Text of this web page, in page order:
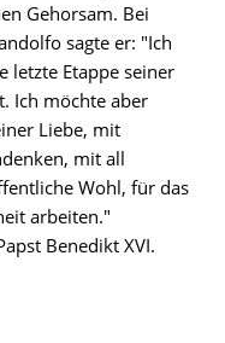
Gehorsam. Bei
sagte er: "Ich
letzte Etappe seiner
Ich möchte aber
Liebe, mit
mit all
Wohl, für das
arbeiten."
Benedikt XVI.